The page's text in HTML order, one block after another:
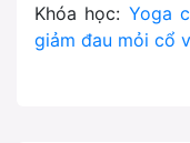
Khóa học: Yoga
giảm đau mỏi cổ